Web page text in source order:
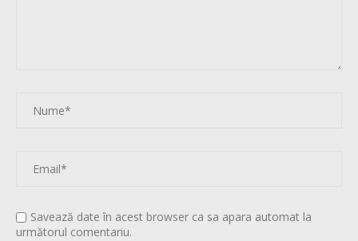
Savează date în acest browser ca sa apara automat la
următorul comentariu.